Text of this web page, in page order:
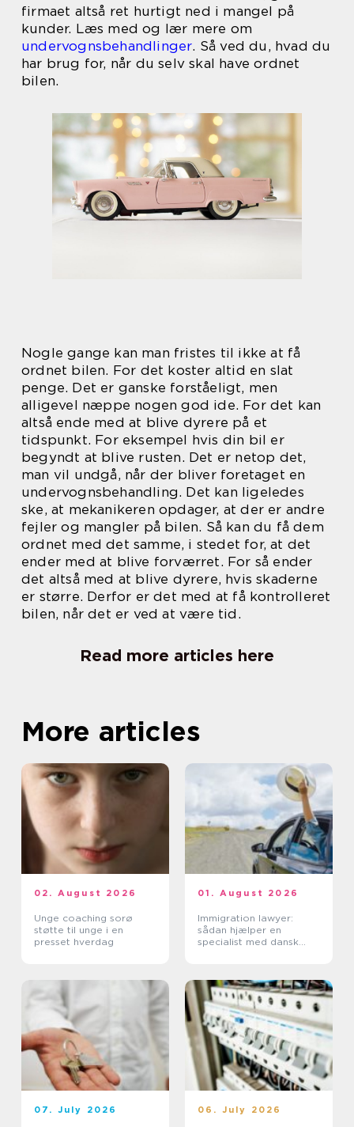
firmaet altså ret hurtigt ned i mangel på
kunder. Læs med og lær mere om
undervognsbehandlinger. Så ved du, hvad du
har brug for, når du selv skal have ordnet
bilen.
Nogle gange kan man fristes til ikke at få
ordnet bilen. For det koster altid en slat
penge. Det er ganske forståeligt, men
alligevel næppe nogen god ide. For det kan
altså ende med at blive dyrere på et
tidspunkt. For eksempel hvis din bil er
begyndt at blive rusten. Det er netop det,
man vil undgå, når der bliver foretaget en
undervognsbehandling. Det kan ligeledes
ske, at mekanikeren opdager, at der er andre
fejler og mangler på bilen. Så kan du få dem
ordnet med det samme, i stedet for, at det
ender med at blive forværret. For så ender
det altså med at blive dyrere, hvis skaderne
er større. Derfor er det med at få kontrolleret
bilen, når det er ved at være tid.
Read more articles here
More articles
02. August 2026
Unge coaching sorø
støtte til unge i en
presset hverdag
01. August 2026
Immigration lawyer:
sådan hjælper en
specialist med dansk
07. July 2026 06. July 2026